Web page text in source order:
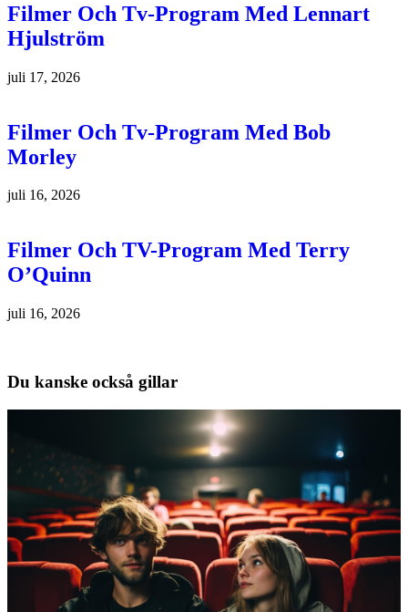
Filmer Och Tv-Program Med Lennart
Hjulström
juli 17, 2026
Filmer Och Tv-Program Med Bob
Morley
juli 16, 2026
Filmer Och TV-Program Med Terry
O’Quinn
juli 16, 2026
Du kanske också gillar